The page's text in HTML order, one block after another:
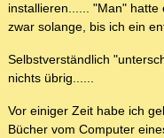
installieren...... "Man"
zwar solange, bis ich ein
Selbstverständlich
nichts übrig......
Vor einiger Zeit habe ich
Bücher vom Computer